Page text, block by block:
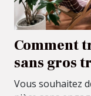
Comment
sans gros
Vous souhaitez